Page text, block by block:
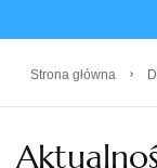
Strona główna ›